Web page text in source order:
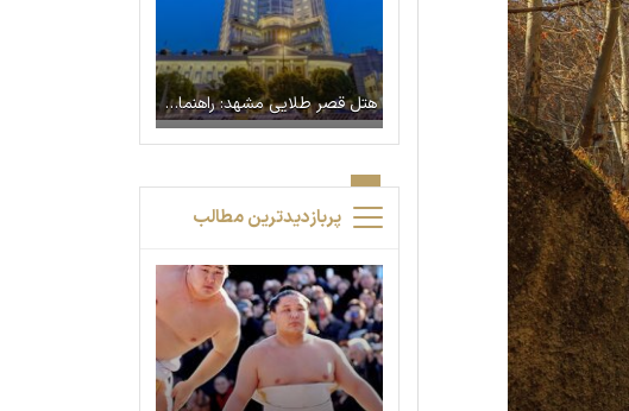
هتل قصر طلایی مشهد: راهنمای کامل برای اقامتی خاطره‌انگیز
پربازدیدترین مطالب